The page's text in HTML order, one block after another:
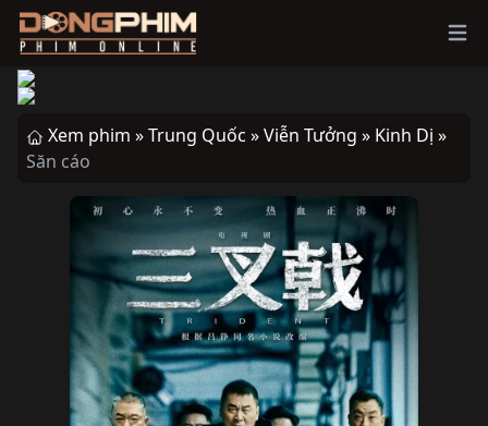
Xem phim »Trung Quốc »Viễn Tưởng » Kinh Dị »
Săn cáo